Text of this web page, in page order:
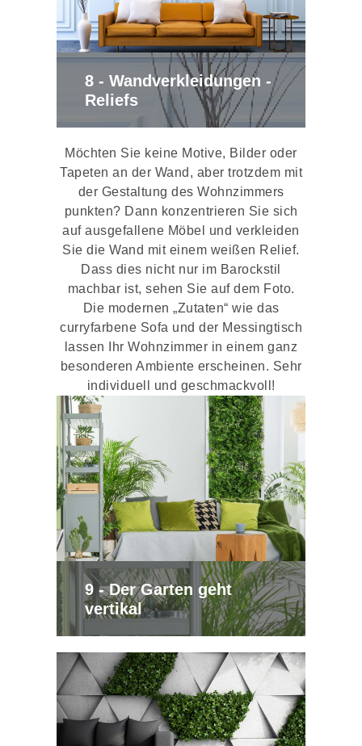
8 - Wandverkleidungen -
Reliefs
Möchten Sie keine Motive, Bilder oder
Tapeten an der Wand, aber trotzdem mit
der Gestaltung des Wohnzimmers
punkten? Dann konzentrieren Sie sich
auf ausgefallene Möbel und verkleiden
Sie die Wand mit einem weißen Relief.
Dass dies nicht nur im Barockstil
machbar ist, sehen Sie auf dem Foto.
Die modernen „Zutaten“ wie das
curryfarbene Sofa und der Messingtisch
lassen Ihr Wohnzimmer in einem ganz
besonderen Ambiente erscheinen. Sehr
individuell und geschmackvoll!
9 - Der Garten geht
vertikal